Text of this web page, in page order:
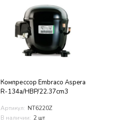
Компрессор Embraco Aspera
R-134a/HBP/22.37cm3
Артикул: NT6220Z
В наличии: 2 шт